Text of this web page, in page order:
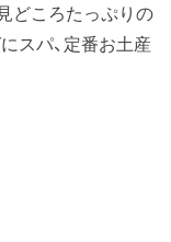
どころたっぷりの
スパ、定番お土産